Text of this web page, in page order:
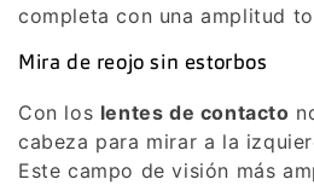
completa con una amplitud
Mira de reojo sin estorbos
Con los lentes de contacto
cabeza para mirar a la
Este campo de visión más